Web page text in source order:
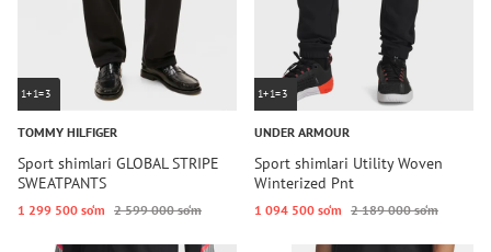
1+1=3
TOMMY HILFIGER
Sport shimlari GLOBAL STRIPE
SWEATPANTS
1 299 500 so‘m 2 599 000 so‘m
1+1=3
UNDER ARMOUR
Sport shimlari Utility Woven
Winterized Pnt
1 094 500 so‘m 2 189 000 so‘m